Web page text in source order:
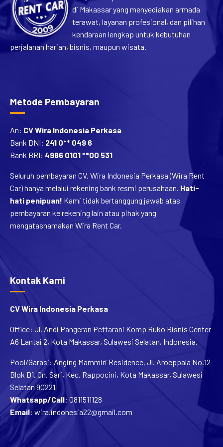
terawat, layanan profesional, dan pilihan
kendaraan lengkap untuk kebutuhan
perjalanan harian, bisnis, maupun wisata.
Bank BNI:241 0** 049 6
Bank BRI: 4986 0101 **00 531
Seluruh pembayaran CV. Wira Indonesia Perkasa (Wira Rent
Car) hanya melalui rekening bank resmi perusahaan.Hati-
hati penipuan!Kami tidak bertanggung jawab atas
pembayaran ke rekening lain atau pihak yang
mengatasnamakan Wira Rent Car.
Kontak Kami
CV Wira Indonesia Perkasa
Office: Jl. Andi Pangeran Pettarani Komp Ruko Bisnis Center
A6 Lantai 2, Kota Makassar, Sulawesi Selatan, Indonesia.
Blok D1, Gn. Sari, Kec. Rappocini, Kota Makassar, Sulawesi
Selatan 90221
Whatsapp/Call
Email:wira.indonesia22@gmail.com